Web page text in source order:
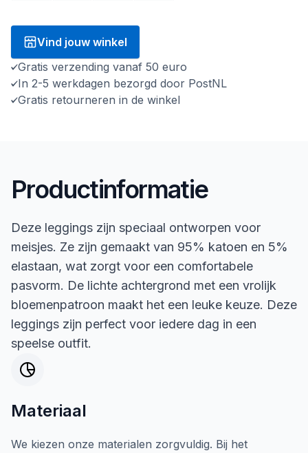
Vind jouw winkel
Gratis verzending vanaf 50 euro
In 2-5 werkdagen bezorgd door PostNL
Gratis retourneren in de winkel
Productinformatie
Deze leggings zijn speciaal ontworpen voor
meisjes. Ze zijn gemaakt van 95% katoen en 5%
elastaan, wat zorgt voor een comfortabele
pasvorm. De lichte achtergrond met een vrolijk
bloemenpatroon maakt het een leuke keuze. Deze
leggings zijn perfect voor iedere dag in een
speelse outfit.
Materiaal
We kiezen onze materialen zorgvuldig. Bij het